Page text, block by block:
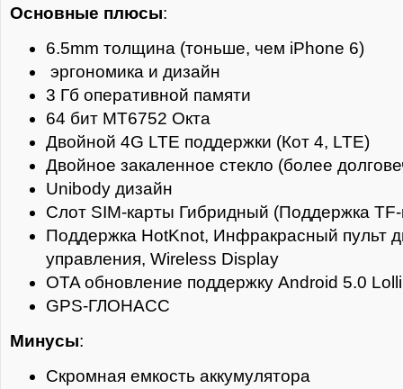
Основные плюсы:
6.5mm толщина (тоньше, чем iPhone 6)
эргономика и дизайн
3 Гб оперативной памяти
64 бит MT6752 Окта
Двойной 4G LTE поддержки (Кот 4, LTE)
Двойное закаленное стекло (более
Unibody дизайн
Слот SIM-карты Гибридный (Поддержка
Поддержка HotKnot, Инфракрасный пульт
управления, Wireless Display
OTA обновление поддержку Android 5.0
GPS-ГЛОНАСС
Минусы:
Скромная емкость аккумулятора